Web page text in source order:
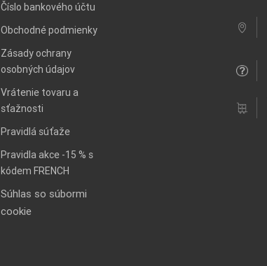
Číslo bankového účtu
Obchodné podmienky
Zásady ochrany
osobných údajov
Vrátenie tovaru a
sťažnosti
Pravidlá súťaže
Pravidla akce -15 % s
kódem FRENCH
Súhlas so súbormi
cookie